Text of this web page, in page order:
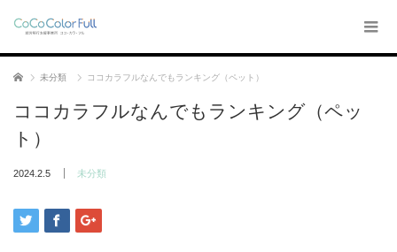
ホーム 未分類 ココカラフルなんでもランキング（ペット）
ココカラフルなんでもランキング（ペッ
ト）
2024.2.5 未分類